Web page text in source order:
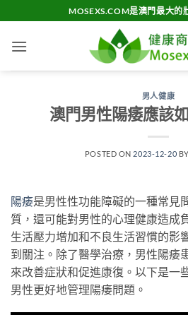
to
content
MOSEXS.COM是澳門最大的
男人健康
澳門男性陽痿應該
POSTED ON 2023-12-20
陽痿是男性性功能障礙的一種常見
質，還可能對男性的心理健康造成
生活壓力增加和不良生活習慣的影
到關注。除了醫學治療，男性陽痿
來改善症狀和促進康復。以下是一
男性更好地管理陽痿問題。